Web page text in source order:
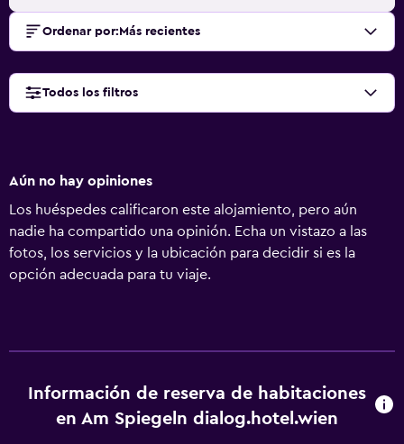
Ordenar por: Más recientes
Todos los filtros
Aún no hay opiniones
Los huéspedes calificaron este alojamiento, pero aún
nadie ha compartido una opinión. Echa un vistazo a las
fotos, los servicios y la ubicación para decidir si es la
opción adecuada para tu viaje.
Información de reserva de habitaciones
en Am Spiegeln dialog.hotel.wien